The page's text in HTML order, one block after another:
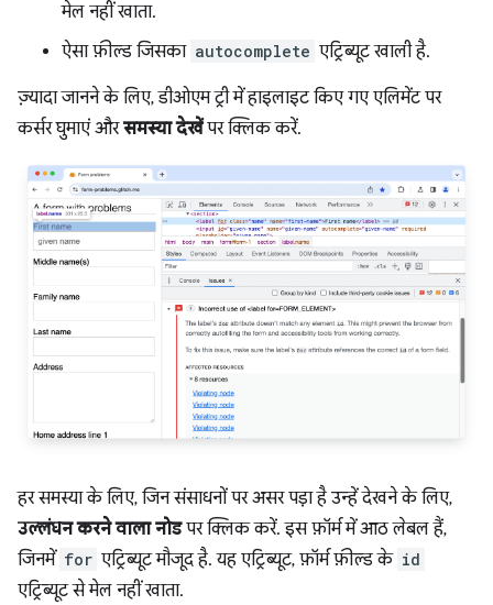
मेल नहीं खाता.
ऐसा फ़ील्ड जिसका autocomplete एट्रिब्यूट खाली है.
ज़्यादा जानने के लिए, डीओएम ट्री में हाइलाइट किए गए एलिमेंट पर
कर्सर घुमाएं औरसमस्या देखेंपर क्लिक करें.
हर समस्या के लिए, जिन संसाधनों पर असर पड़ा है उन्हें देखने के लिए,
उल्लंघन करने वाला नोडपर क्लिक करें. इस फ़ॉर्म में आठ लेबल हैं,
जिनमें for एट्रिब्यूट मौजूद है. यह एट्रिब्यूट, फ़ॉर्म फ़ील्ड के id
एट्रिब्यूट से मेल नहीं खाता.